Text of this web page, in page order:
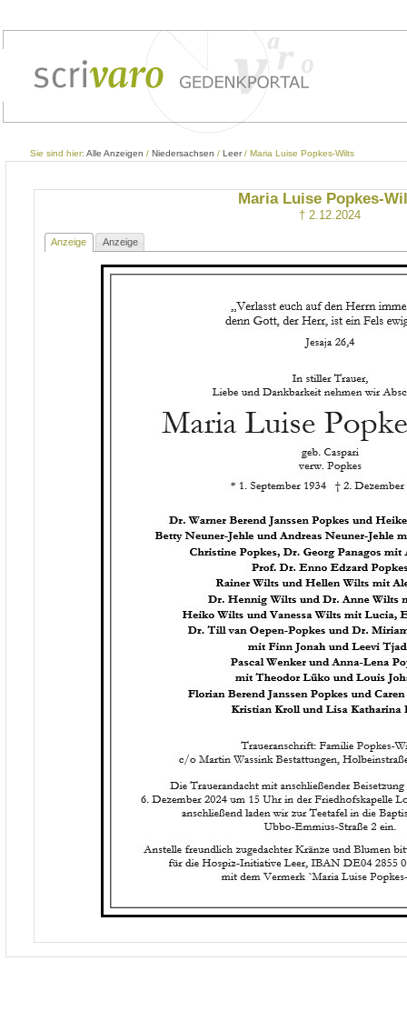
Sie sind hier: Alle Anzeigen / Niedersachsen / Leer/ Maria Luise Popkes-Wilts
Maria Luise Popkes-
† 2.12.2024
Anzeige Anzeige